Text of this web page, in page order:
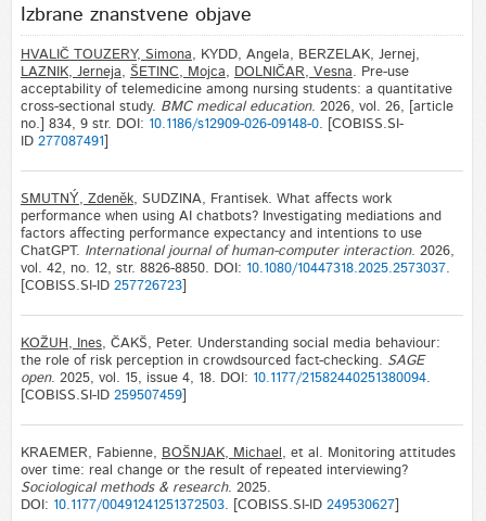
Izbrane znanstvene objave
HVALIČ TOUZERY, Simona, KYDD, Angela, BERZELAK, Jernej,
LAZNIK, Jerneja, ŠETINC, Mojca, DOLNIČAR, Vesna. Pre-use
acceptability of telemedicine among nursing students: a quantitative
cross-sectional study. BMC medical education. 2026, vol. 26, [article
no.] 834, 9 str. DOI: 10.1186/s12909-026-09148-0. [COBISS.SI-
ID 277087491
SMUTNÝ, Zdeněk, SUDZINA, Frantisek. What affects work
performance when using AI chatbots? Investigating mediations and
factors affecting performance expectancy and intentions to use
ChatGPT. International journal of human-computer interaction. 2026,
vol. 42, no. 12, str. 8826-8850. DOI: 10.1080/10447318.2025.2573037.
[COBISS.SI-ID 257726723]
KOŽUH, Ines, ČAKŠ, Peter. Understanding social media behaviour:
the role of risk perception in crowdsourced fact-checking. SAGE
open. 2025, vol. 15, issue 4, 18. DOI: 10.1177/21582440251380094.
[COBISS.SI-ID 259507459]
KRAEMER, Fabienne, BOŠNJAK, Michael , et al. Monitoring attitudes
over time: real change or the result of repeated interviewing?
Sociological methods & research. 2025.
DOI: 10.1177/00491241251372503. [COBISS.SI-ID 249530627]